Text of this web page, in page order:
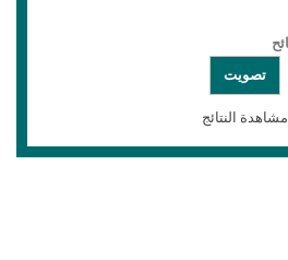
مشاهدة النتائج